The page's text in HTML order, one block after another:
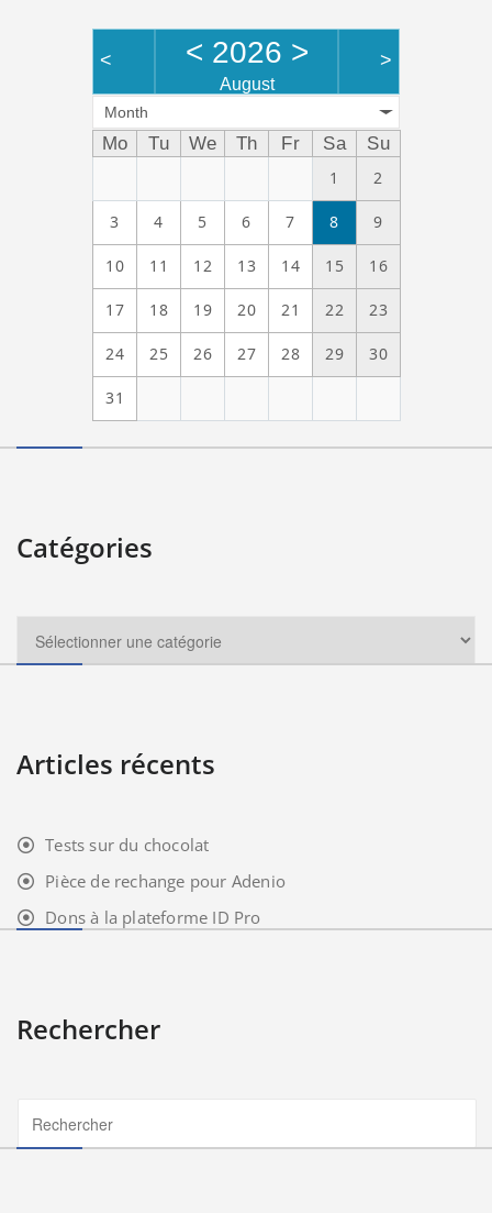
< < 2026 >
August
>
Month
Mo Tu We Th Fr Sa
Su
1
2
3 4 5 6 7 8 9
10 11 12 13 14 15 16
17 18 19 20 21 22 23
24 25 26 27 28 29 30
31
Catégories
Articles récents
Tests sur du chocolat
Pièce de rechange pour Adenio
Dons à la plateforme ID Pro
Rechercher